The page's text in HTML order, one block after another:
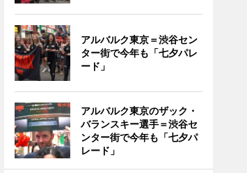
アルバルク東京＝渋谷セン
ター街で今年も「七夕パレ
ード」
アルバルク東京のザック・
バランスキー選手＝渋谷セ
ンター街で今年も「七夕パ
レード」